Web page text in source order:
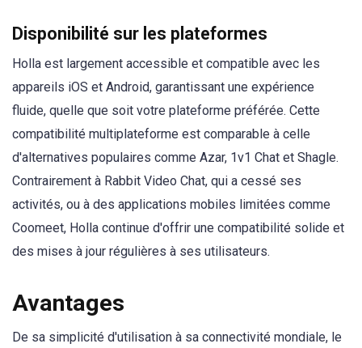
Disponibilité sur les plateformes
Holla est largement accessible et compatible avec les
appareils iOS et Android, garantissant une expérience
fluide, quelle que soit votre plateforme préférée. Cette
compatibilité multiplateforme est comparable à celle
d'alternatives populaires comme Azar, 1v1 Chat et Shagle.
Contrairement à Rabbit Video Chat, qui a cessé ses
activités, ou à des applications mobiles limitées comme
Coomeet, Holla continue d'offrir une compatibilité solide et
des mises à jour régulières à ses utilisateurs.
Avantages
De sa simplicité d'utilisation à sa connectivité mondiale, le